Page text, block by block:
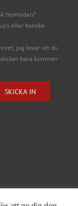
hemsidan?
eller kanske
jag lovar att du
bara kommer